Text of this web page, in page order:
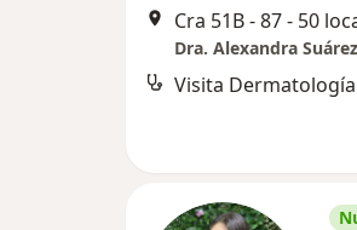
Visita Dermatología